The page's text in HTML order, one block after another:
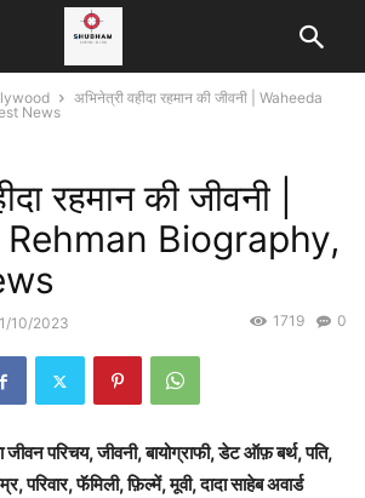
अभिनेत्री वहीदा रहमान की जीवनी | Waheeda
News
रहमान की जीवनी |
Biography,
10/2023 0
1719
जीवन परिचय, जीवनी, बायोग्राफी, डेट ऑफ़ बर्थ, पति,
परिवार, फॅमिली, फ़िल्में, मूवी, दादा साहेब अवार्ड